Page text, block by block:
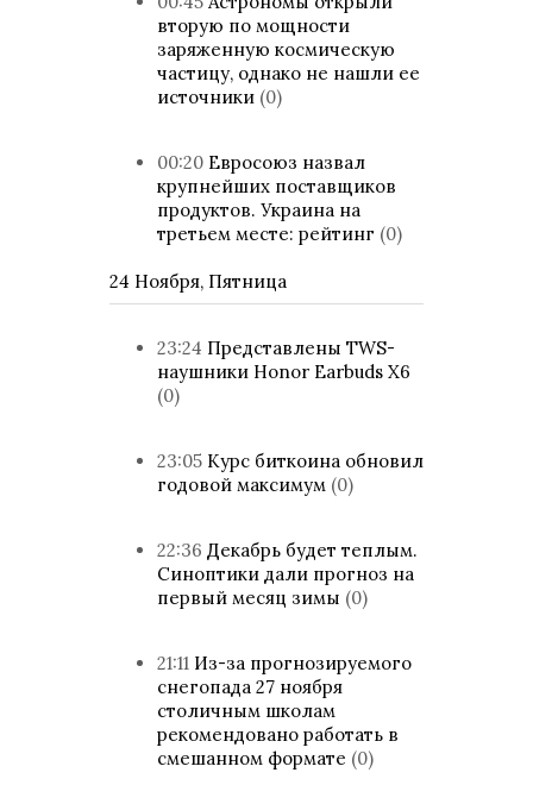
вторую по мощности
заряженную космическую
частицу, однако не нашли ее
источники (0)
00:20 Евросоюз назвал
крупнейших поставщиков
продуктов. Украина на
третьем месте: рейтинг (0)
24 Ноября, Пятница
23:24 Представлены TWS-
наушники Honor Earbuds X6
(0)
23:05 Курс биткоина обновил
годовой максимум (0)
22:36 Декабрь будет теплым.
Синоптики дали прогноз на
первый месяц зимы (0)
21:11 Из-за прогнозируемого
снегопада 27 ноября
столичным школам
рекомендовано работать в
смешанном формате (0)